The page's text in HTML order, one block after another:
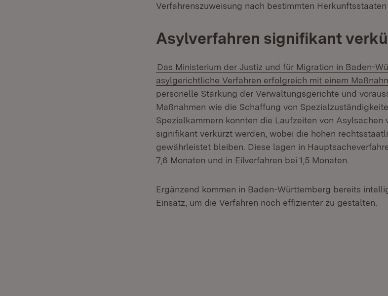
Verfahrenszuweisung nach bestimmten Herkunftsstaaten
Asylverfahren signifikant
Das Ministerium der Justiz und für Migration in Baden-
asylgerichtliche Verfahren erfolgreich mit einem
personelle Stärkung der Verwaltungsgerichte und
Maßnahmen wie die Schaffung von
Spezialkammern konnten die Laufzeiten von
signifikant verkürzt werden, wobei die hohen
gewährleistet bleiben. Diese lagen in
7,6 Monaten und in Eilverfahren bei 1,5 Monaten.
Ergänzend kommen in Baden-Württemberg bereits
Einsatz, um die Verfahren noch effizienter zu gestalten.